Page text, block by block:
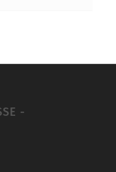
-K